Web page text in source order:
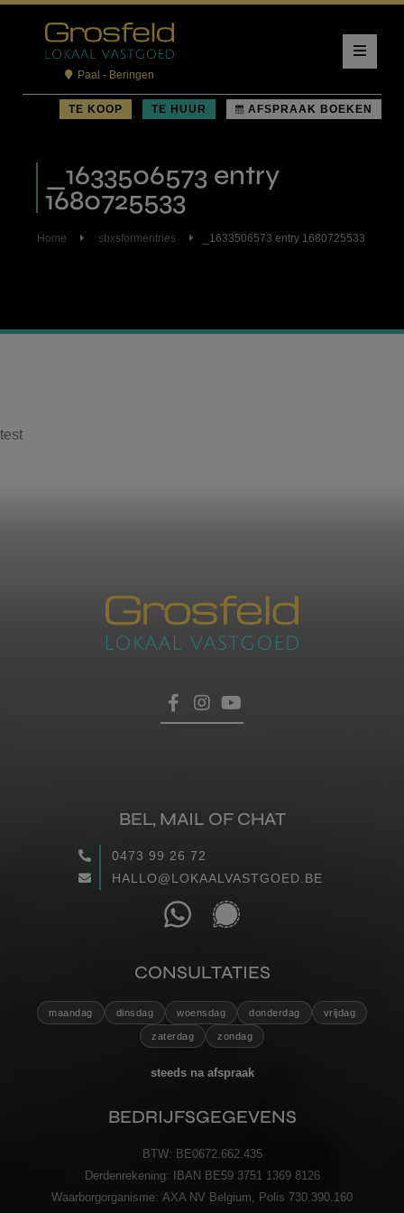
Contacteer ons
voor een afspraak
Laat hier uw gegevens achter, dan nemen wij zo
snel mogelijk contact met u op.
VERZENDEN
Paal - Beringen
TE KOOP TE HUUR AFSPRAAK BOEKEN
HOME
WAARGEMAAKT
RECENSIES
_1633506573 entry
1680725533
Home sbxsformentries _1633506573 entry 1680725533
test
BEL, MAIL OF CHAT
0473 99 26 72
HALLO@LOKAALVASTGOED.BE
CONSULTATIES
maandag dinsdag woensdag donderdag vrijdag
zaterdag zondag
steeds na afspraak
BEDRIJFSGEGEVENS
BTW: BE0672.662.435
Derdenrekening:
IBAN BE59 3751 1369 8126
Waarborgorganisme: AXA NV Belgium, Polis 730.390.160